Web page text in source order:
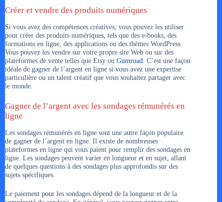
Créer et vendre des produits numériques
Si vous avez des compétences créatives, vous pouvez les utiliser
pour créer des produits numériques, tels que des e-books, des
formations en ligne, des applications ou des thèmes WordPress.
Vous pouvez les vendre sur votre propre site Web ou sur des
plateformes de vente telles que Etsy ou Gumroad . C’est une façon
idéale de gagner de l’argent en ligne si vous avez une expertise
particulière ou un talent créatif que vous souhaitez partager avec
le monde.
Gagner de l’argent avec les sondages rémunérés en
ligne
Les sondages rémunérés en ligne sont une autre façon populaire
de gagner de l’argent en ligne. Il existe de nombreuses
plateformes en ligne qui vous paient pour remplir des sondages en
ligne. Les sondages peuvent varier en longueur et en sujet, allant
de quelques questions à des sondages plus approfondis sur des
sujets spécifiques.
Le paiement pour les sondages dépend de la longueur et de la